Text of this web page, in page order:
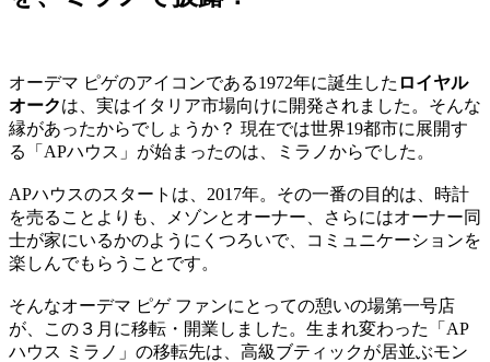
オーデマ ピゲのアイコンである1972年に誕生した ロイヤル
オークは、実はイタリア市場向けに開発されました。そんな
縁があったからでしょうか？ 現在では世界19都市に展開す
る「APハウス」が始まったのは、ミラノからでした。
APハウスのスタートは、2017年。その一番の目的は、時計
を売ることよりも、メゾンとオーナー、さらにはオーナー同
士が家にいるかのようにくつろいで、コミュニケーションを
楽しんでもらうことです。
そんなオーデマ ピゲ ファンにとっての憩いの場第一号店
が、この３月に移転・開業しました。生まれ変わった「AP
ハウス ミラノ」の移転先は、高級ブティックが居並ぶモン